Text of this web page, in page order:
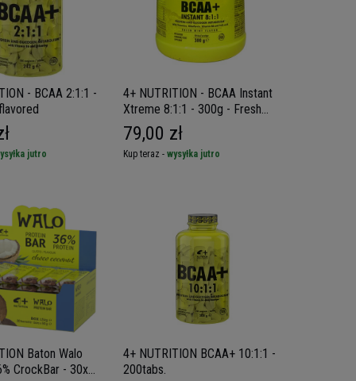
- BCAA 2:1:1 -
jutro
4+ NUTRITION - BCAA Instant
Xtreme 8:1:1 - 300g - Fresh
Mint
79,00 zł
Kup teraz - wysyłka jutro
Baton Walo
CrockBar - 30x
4+ NUTRITION BCAA+ 10:1:1 -
200tabs.